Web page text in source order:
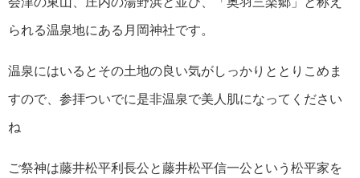
られる温泉地にある月岡神社です。
温泉にはいるとその土地の良い気がしっかりととりこめま
すので、参拝ついでに是非温泉で美人肌になってください
ね
ご祭神は藤井松平利長公と藤井松平信一公という松平家を